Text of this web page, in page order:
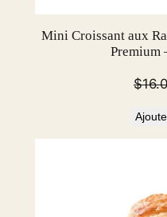
Mini Croissant aux
Premium
$